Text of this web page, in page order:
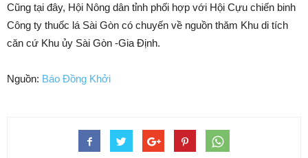
Cũng tại đây, Hội Nông dân tỉnh phối hợp với Hội Cựu chiến binh
Công ty thuốc lá Sài Gòn có chuyến về nguồn thăm Khu di tích
căn cứ Khu ủy Sài Gòn -Gia Định.
Nguồn: Báo Đồng Khởi